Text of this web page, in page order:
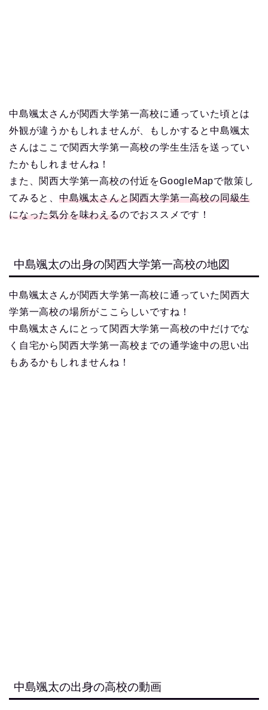
中島颯太さんが関西大学第一高校に通っていた頃とは
外観が違うかもしれませんが、もしかすると中島颯太
さんはここで関西大学第一高校の学生生活を送ってい
たかもしれませんね！
また、関西大学第一高校の付近をGoogleMapで散策し
てみると、 中島颯太さんと関西大学第一高校の同級生
になった気分を味わえるのでおススメです！
中島颯太の出身の関西大学第一高校の地図
中島颯太さんが関西大学第一高校に通っていた関西大
学第一高校の場所がここらしいですね！
中島颯太さんにとって関西大学第一高校の中だけでな
く自宅から関西大学第一高校までの通学途中の思い出
もあるかもしれませんね！
中島颯太の出身の高校の動画